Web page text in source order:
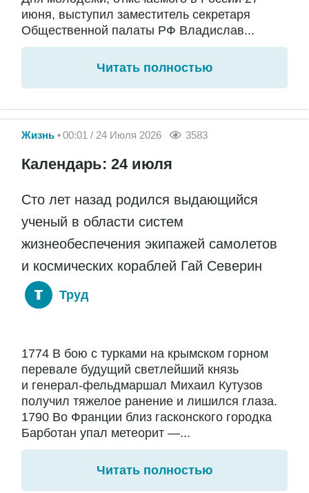
июня, выступил заместитель секретаря
Общественной палаты РФ Владислав...
Читать полностью
Жизнь 00:01 / 24 Июля 2026 3583
Календарь: 24 июля
Сто лет назад родился выдающийся
ученый в области систем
жизнеобеспечения экипажей самолетов
и космических кораблей Гай Северин
Труд
1774 В бою с турками на крымском горном
перевале будущий светлейший князь
и генерал-фельдмаршал Михаил Кутузов
получил тяжелое ранение и лишился глаза.
1790 Во Франции близ гасконского городка
Барботан упал метеорит —...
Читать полностью